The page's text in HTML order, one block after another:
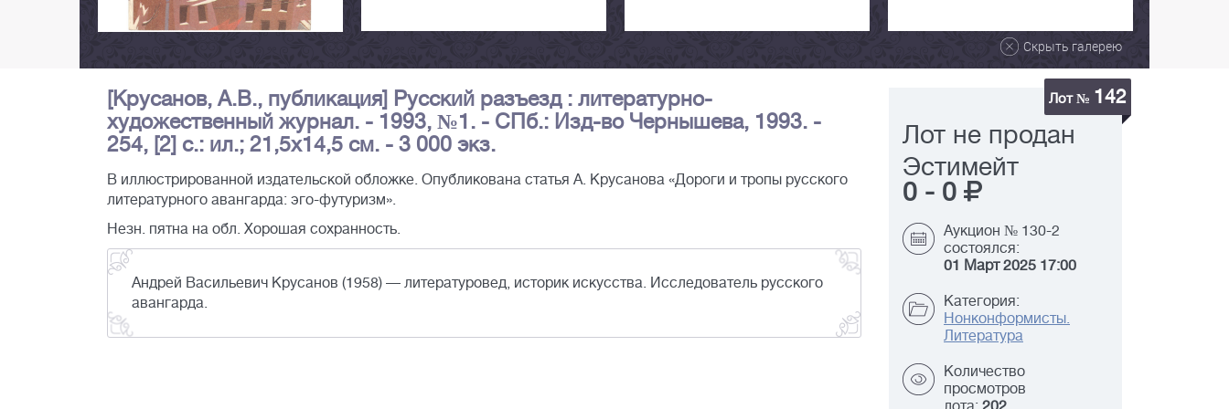
Скрыть галерею
[Крусанов, А.В., публикация] Русский разъезд : литературно-
художественный журнал. - 1993, №1. - СПб.: Изд-во Чернышева, 1993. -
254, [2] с.: ил.; 21,5х14,5 см. - 3 000 экз.
В иллюстрированной издательской обложке. Опубликована статья А. Крусанова «Дороги и тропы русского
литературного авангарда: эго-футуризм».
Незн. пятна на обл. Хорошая сохранность.
Андрей Васильевич Крусанов (1958) — литературовед, историк искусства. Исследователь русского
авангарда.
Лот № 142
Лот не продан
Эстимейт
0 - 0
Аукцион № 130-2
состоялся:
01 Март 2025 17:00
Категория:
Нонконформисты.
Литература
Количество
просмотров